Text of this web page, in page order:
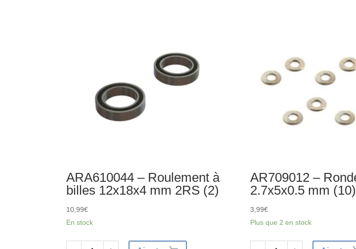
ARA610044 – Roulement à
billes 12x18x4 mm 2RS (2)
10,99€
En stock
AR709012 –
2.7x5x0.5 mm (10)
3,99€
Plus que 2 en stock